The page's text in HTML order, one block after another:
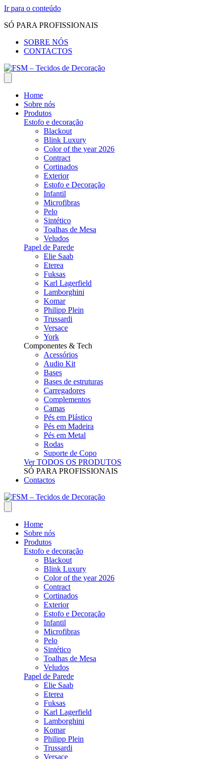
Ir para o conteúdo
SÓ PARA PROFISSIONAIS
SOBRE NÓS
CONTACTOS
Home
Sobre nós
Produtos
Estofo e decoração
Blackout
Blink Luxury
Color of the year 2026
Contract
Cortinados
Exterior
Estofo e Decoração
Infantil
Microfibras
Pelo
Sintético
Toalhas de Mesa
Veludos
Papel de Parede
Elie Saab
Eterea
Fuksas
Karl Lagerfield
Lamborghini
Komar
Philipp Plein
Trussardi
Versace
York
Componentes & Tech
Acessórios
Audio Kit
Bases
Bases de estruturas
Carregadores
Complementos
Camas
Pés em Plástico
Pés em Madeira
Pés em Metal
Rodas
Suporte de Copo
Ver TODOS OS PRODUTOS
SÓ PARA PROFISSIONAIS
Contactos
Home
Sobre nós
Produtos
Estofo e decoração
Blackout
Blink Luxury
Color of the year 2026
Contract
Cortinados
Exterior
Estofo e Decoração
Infantil
Microfibras
Pelo
Sintético
Toalhas de Mesa
Veludos
Papel de Parede
Elie Saab
Eterea
Fuksas
Karl Lagerfield
Lamborghini
Komar
Philipp Plein
Trussardi
Versace